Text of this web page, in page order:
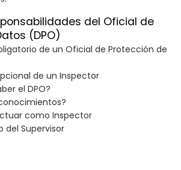
del Oficial de
(DPO)
de un Oficial de Protección de
de un Inspector
el DPO?
como Inspector
del Supervisor